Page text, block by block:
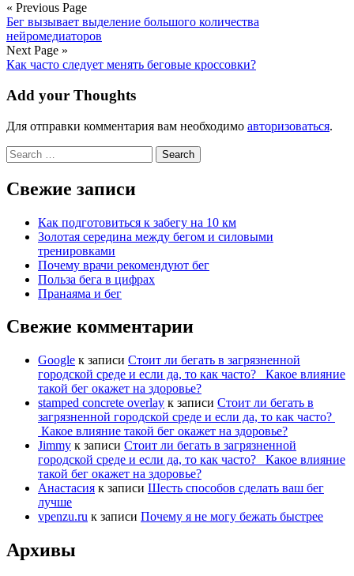
« Previous Page
Бег вызывает выделение большого количества
нейромедиаторов
Next Page »
Как часто следует менять беговые кроссовки?
Add your Thoughts
Для отправки комментария вам необходимо авторизоваться.
Search
for:
Свежие записи
Как подготовиться к забегу на 10 км
Золотая середина между бегом и силовыми
тренировками
Почему врачи рекомендуют бег
Польза бега в цифрах
Пранаяма и бег
Свежие комментарии
Google к записи Стоит ли бегать в загрязненной
городской среде и если да, то как часто? Какое влияние
такой бег окажет на здоровье?
stamped concrete overlay к записи Стоит ли бегать в
загрязненной городской среде и если да, то как часто?
Какое влияние такой бег окажет на здоровье?
Jimmy к записи Стоит ли бегать в загрязненной
городской среде и если да, то как часто? Какое влияние
такой бег окажет на здоровье?
Анастасия к записи Шесть способов сделать ваш бег
лучше
vpenzu.ru к записи Почему я не могу бежать быстрее
Архивы